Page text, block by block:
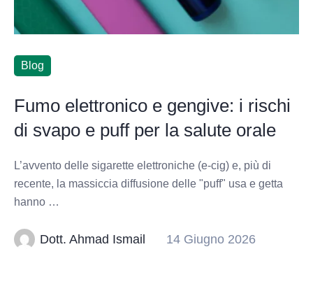
Blog
Fumo elettronico e gengive: i rischi
di svapo e puff per la salute orale
L’avvento delle sigarette elettroniche (e-cig) e, più di
recente, la massiccia diffusione delle "puff" usa e getta
hanno …
Dott. Ahmad Ismail 14 Giugno 2026